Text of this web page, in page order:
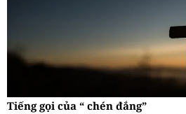
Tiếng gọi của “ chén đắng”